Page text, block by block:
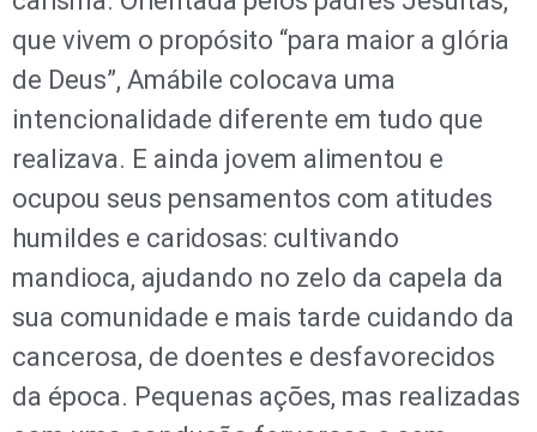
que vivem o propósito “para maior a glória
de Deus”, Amábile colocava uma
intencionalidade diferente em tudo que
realizava. E ainda jovem alimentou e
ocupou seus pensamentos com atitudes
humildes e caridosas: cultivando
mandioca, ajudando no zelo da capela da
sua comunidade e mais tarde cuidando da
cancerosa, de doentes e desfavorecidos
da época. Pequenas ações, mas realizadas